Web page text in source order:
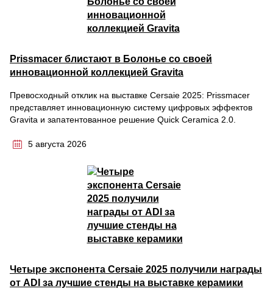
Prissmacer блистают в Болонье со своей
инновационной коллекцией Gravita
Превосходный отклик на выставке Cersaie 2025: Prissmacer
представляет инновационную систему цифровых эффектов
Gravita и запатентованное решение Quick Ceramica 2.0.
5 августа 2026
Четыре экспонента Cersaie 2025 получили награды
от ADI за лучшие стенды на выставке керамики